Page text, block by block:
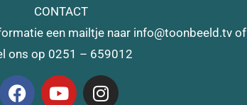
CONTACT
een mailtje naar info@toonbeeld.tv of
ons op 0251 – 659012